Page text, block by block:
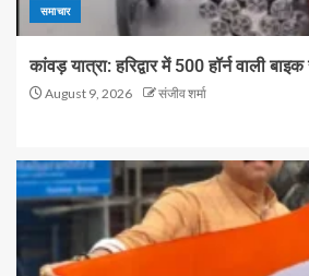
समाचार
कांवड़ यात्रा: हरिद्वार में 500 हॉर्न वाली
August 9, 2026 संजीव शर्मा